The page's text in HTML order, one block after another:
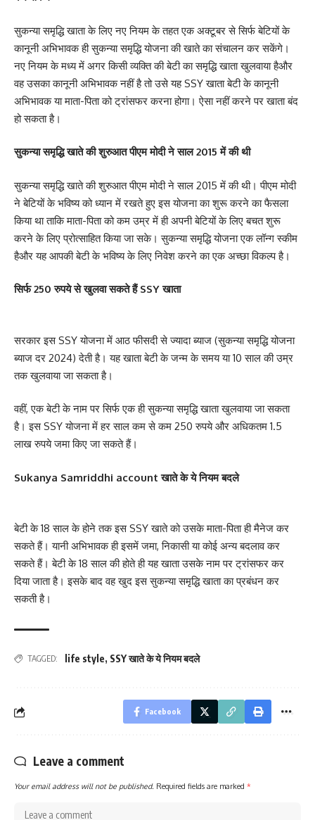
सुकन्या समृद्धि खाता के लिए नए नियम के तहत एक अक्टूबर से सिर्फ बेटियों के
कानूनी अभिभावक ही सुकन्या समृद्धि योजना की खाते का संचालन कर सकेंगे।
नए नियम के मध्य में अगर किसी व्यक्ति की बेटी का समृद्धि खाता खुलवाया हैऔर
वह उसका कानूनी अभिभावक नहीं है तो उसे यह SSY खाता बेटी के कानूनी
अभिभावक या माता-पिता को ट्रांसफर करना होगा। ऐसा नहीं करने पर खाता बंद
हो सकता है।
सुकन्या समृद्धि खाते की शुरुआत पीएम मोदी ने साल 2015 में की थी
सुकन्या समृद्धि खाते की शुरुआत पीएम मोदी ने साल 2015 में की थी। पीएम मोदी
ने बेटियों के भविष्य को ध्यान में रखते हुए इस योजना का शुरू करने का फैसला
किया था ताकि माता-पिता को कम उम्र में ही अपनी बेटियों के लिए बचत शुरू
करने के लिए प्रोत्साहित किया जा सके। सुकन्या समृद्धि योजना एक लॉन्ग स्कीम
हैऔर यह आपकी बेटी के भविष्य के लिए निवेश करने का एक अच्छा विकल्प है।
सिर्फ 250 रुपये से खुलवा सकते हैं SSY खाता
सरकार इस SSY योजना में आठ फीसदी से ज्यादा ब्याज (सुकन्या समृद्धि योजना
ब्याज दर 2024) देती है। यह खाता बेटी के जन्म के समय या 10 साल की उम्र
तक खुलवाया जा सकता है।
वहीं, एक बेटी के नाम पर सिर्फ एक ही सुकन्या समृद्धि खाता खुलवाया जा सकता
है। इस SSY योजना में हर साल कम से कम 250 रुपये और अधिकतम 1.5
लाख रुपये जमा किए जा सकते हैं।
Sukanya Samriddhi account खाते के ये नियम बदले
बेटी के 18 साल के होने तक इस SSY खाते को उसके माता-पिता ही मैनेज कर
सकते हैं। यानी अभिभावक ही इसमें जमा, निकासी या कोई अन्य बदलाव कर
सकते हैं। बेटी के 18 साल की होते ही यह खाता उसके नाम पर ट्रांसफर कर
दिया जाता है। इसके बाद वह खुद इस सुकन्या समृद्धि खाता का प्रबंधन कर
सकती है।
TAGGED: life style, SSY खाते के ये नियम बदले
Facebook
Leave a comment
Your email address will not be published. Required fields are marked *